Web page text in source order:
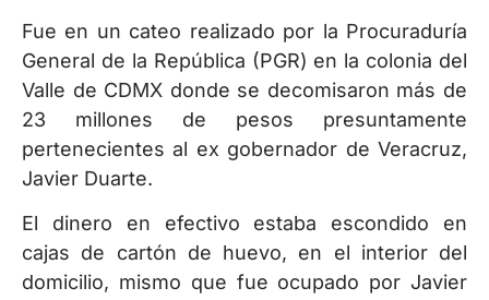
Fue en un cateo realizado por la Procuraduría
General de la República (PGR) en la colonia del
Valle de CDMX donde se decomisaron más de
23 millones de pesos presuntamente
pertenecientes al ex gobernador de Veracruz,
Javier Duarte.
El dinero en efectivo estaba escondido en
cajas de cartón de huevo, en el interior del
domicilio, mismo que fue ocupado por Javier